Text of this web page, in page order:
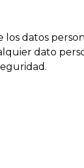
los datos
dato